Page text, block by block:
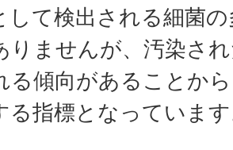
して検出される細菌
りませんが、汚染さ
る傾向があることか
る指標となっていま